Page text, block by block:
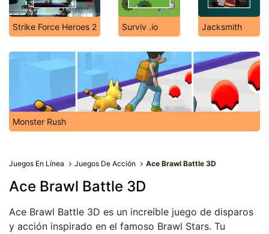
Strike Force Heroes 2 Surviv .io Jacksmith
Monster Rush
Juegos En Línea Juegos De Acción Ace Brawl Battle 3D
Ace Brawl Battle 3D
Ace Brawl Battle 3D es un increíble juego de disparos
y acción inspirado en el famoso Brawl Stars. Tu